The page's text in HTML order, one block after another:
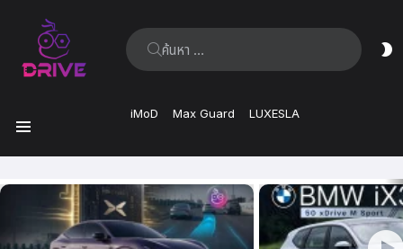
ค้นหา:
iMoD Max Guard LUXESLA
ล่าสุด